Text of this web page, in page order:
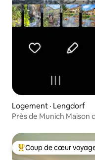
Logement · Lengdorf
Près de Munich Maison de vacances Erding Aéroport,
Coup de cœur
Coup de cœur